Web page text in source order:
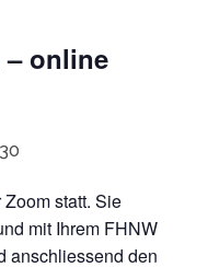
online
statt. Sie
mit Ihrem FHNW
anschliessend den